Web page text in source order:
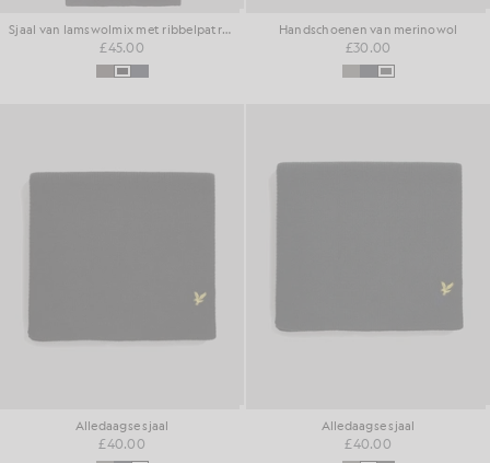
Sjaal van lamswolmix met ribbelpatroon
£45.00
Handschoenen van merinowol
£30.00
Alledaagse sjaal
£40.00
Alledaagse sjaal
£40.00